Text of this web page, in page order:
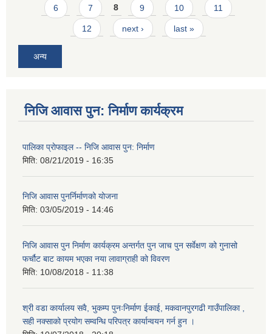
6 7 8 9 10 11
12 next › last »
अन्य
निजि आवास पुन: निर्माण कार्यक्रम
पालिका प्राेफाइल -- निजि आवास पुन: निर्माण
मिति: 08/21/2019 - 16:35
निजि आवास पुनर्निर्माणको योजना
मिति: 03/05/2019 - 14:46
निजि आवास पुन निर्माण कार्यक्रम अन्तर्गत पुन जाच पुन सर्वेक्षण को गुनासो
फर्चौट बाट कायम भएका नया लावाग्राही को विवरण
मिति: 10/08/2018 - 11:38
श्री वडा कार्यालय सवै, भुकम्प पुनःनिर्माण ईकाई, मकवानपुरगढी गाउँपालिका ,
सही नक्साको प्रयोग सम्वन्धि परिपत्र कार्यान्वयन गर्न हुन ।